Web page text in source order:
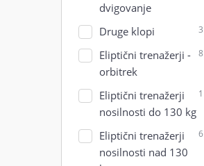
dvigovanje
Druge klopi 3
Eliptični trenažerji -
orbitrek
8
Eliptični trenažerji
nosilnosti do 130 kg
1
Eliptični trenažerji
nosilnosti nad 130
6